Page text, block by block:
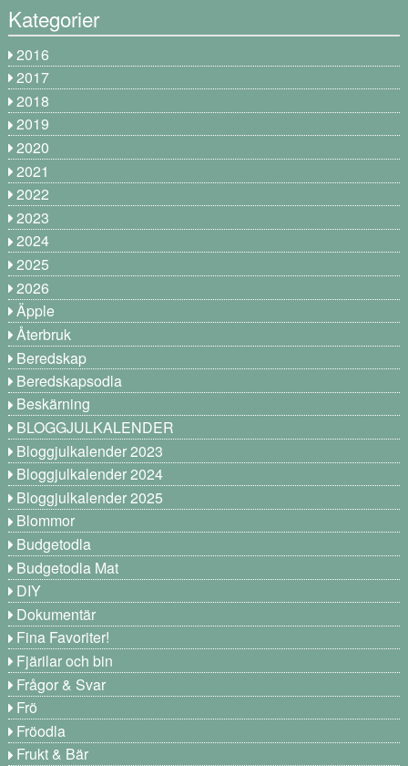
Kategorier
2016
2017
2018
2019
2020
2021
2022
2023
2024
2025
2026
Äpple
Återbruk
Beredskap
Beredskapsodla
Beskärning
BLOGGJULKALENDER
Bloggjulkalender 2023
Bloggjulkalender 2024
Bloggjulkalender 2025
Blommor
Budgetodla
Budgetodla Mat
DIY
Dokumentär
Fina Favoriter!
Fjärilar och bin
Frågor & Svar
Frö
Fröodla
Frukt & Bär